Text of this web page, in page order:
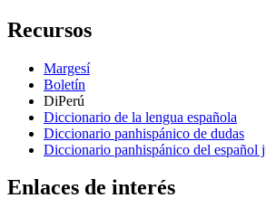
Recursos
Margesí
Boletín
DiPerú
Diccionario de la lengua española
Diccionario panhispánico de dudas
Diccionario panhispánico del español
Enlaces de interés